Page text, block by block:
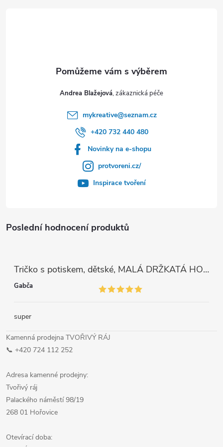
Poslední hodnocení produktů
Tričko s potiskem, dětské, MALÁ DRŽKATÁ HOLKA, 1 ks
Gabča
super
Kamenná prodejna TVOŘIVÝ RÁJ
📞 +420 724 112 252
Adresa kamenné prodejny:
Tvořivý ráj
Palackého náměstí 98/19
268 01 Hořovice
Otevírací doba:
Andrea Blažejová
mykreative@seznam.cz
+420 732 440 480
Novinky na e-shopu
protvoreni.cz/
Inspirace tvoření